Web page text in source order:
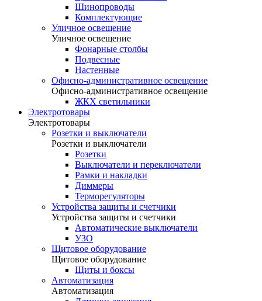
Шинопроводы
Комплектующие
Уличное освещение
Уличное освещение
Фонарные столбы
Подвесные
Настенные
Офисно-административное освещение
Офисно-административное освещение
ЖКХ светильники
Электротовары
Электротовары
Розетки и выключатели
Розетки и выключатели
Розетки
Выключатели и переключатели
Рамки и накладки
Диммеры
Терморегуляторы
Устройства защиты и счетчики
Устройства защиты и счетчики
Автоматические выключатели
УЗО
Щитовое оборудование
Щитовое оборудование
Щиты и боксы
Автоматизация
Автоматизация